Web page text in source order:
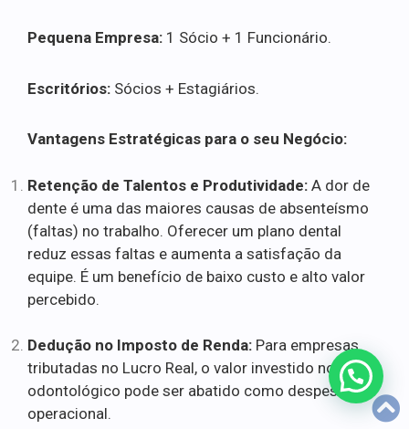
Pequena Empresa: 1 Sócio + 1 Funcionário.
Escritórios: Sócios + Estagiários.
Vantagens Estratégicas para o seu Negócio:
Retenção de Talentos e Produtividade: A dor de
dente é uma das maiores causas de absenteísmo
(faltas) no trabalho. Oferecer um plano dental
reduz essas faltas e aumenta a satisfação da
equipe. É um benefício de baixo custo e alto valor
percebido.
Dedução no Imposto de Renda: Para empresas
tributadas no Lucro Real, o valor investido no plano
odontológico pode ser abatido como despesa
operacional.